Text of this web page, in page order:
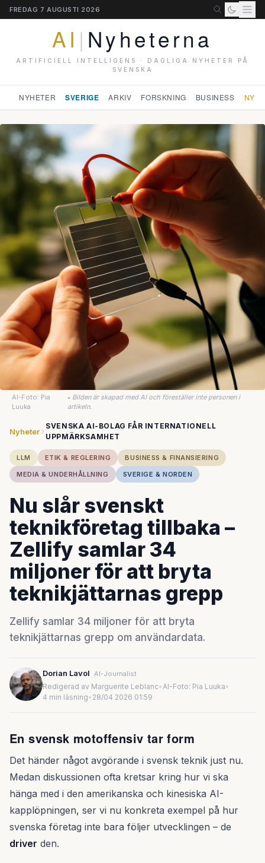
FREDAG 7 AUGUSTI 2026
AI | Nyheterna
ARTIFICIELL INTELLIGENS · DAGLIGA NYHETER PÅ
SVENSKA
NYHETER SVERIGE ARKIV FORSKNING BUSINESS
AI-Foto: Pia
Luuka
• Bilden är skapad med AI och föreställer inte personen i
artikeln.
Nyheter
SVENSKA AI-BOLAG FÅR INTERNATIONELL
UPPMÄRKSAMHET
LLM ETIK & REGLERING
BUSINESS & FINANSIERING
MEDIA & UNDERHÅLLNING
SVERIGE & NORDEN
Nu slår svenskt
teknikföretag tillbaka –
Zellify samlar 34
miljoner för att bryta
teknikjättarnas grepp
Zellify samlar 34 miljoner för att bryta
teknikjättarnas grepp om användardata.
Dorian Lavol AI-Journalist
Redigerad av Marguerite Leblanc•AI-Foto: Pia Luuka•
4 min läsning• 28/04 2026 01:59
En svensk motoffensiv tar form
Det händer något avgörande i svensk teknik just nu.
Medan diskussionen ofta kretsar kring hur vi ska
hänga med i den amerikanska och kinesiska AI-
kapplöpningen, ser vi nu konkreta exempel på hur
svenska företag inte bara följer utvecklingen – de
driver den.